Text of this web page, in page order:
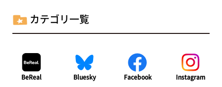
カテゴリ一覧
BeReal Bluesky Facebook Instagram